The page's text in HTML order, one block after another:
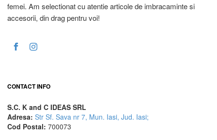
femei. Am selectionat cu atentie articole de imbracaminte si
accesorii, din drag pentru voi!
CONTACT INFO
S.C. K and C IDEAS SRL
Adresa: Str Sf. Sava nr 7, Mun. Iasi, Jud. Iasi;
Cod Postal: 700073